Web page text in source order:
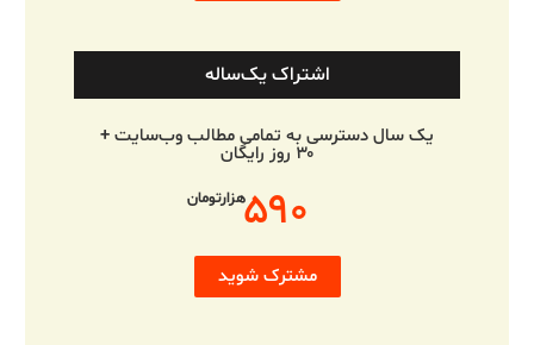
اشتراک یک‌ساله
یک سال دسترسی به تمامی مطالب وب‌سایت +
۳۰ روز رایگان
۵۹۰هزارتومان
مشترک شوید